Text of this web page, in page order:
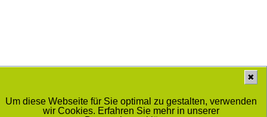
Um diese Webseite für Sie optimal zu gestalten, verwenden
wir Cookies. Erfahren Sie mehr in unserer
✖
Medizinisches Labor Prof. Dr. Schenk / Dr. Ansorge und Kollegen GbR